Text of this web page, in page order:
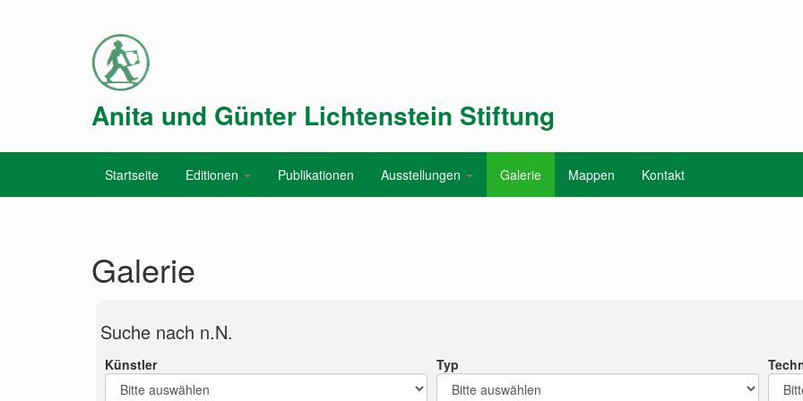
Anita und Günter Lichtenstein Stiftung
Startseite Editionen Publikationen Ausstellungen Galerie Mappen Kontakt
Galerie
Suche nach n.N.
Künstler Typ